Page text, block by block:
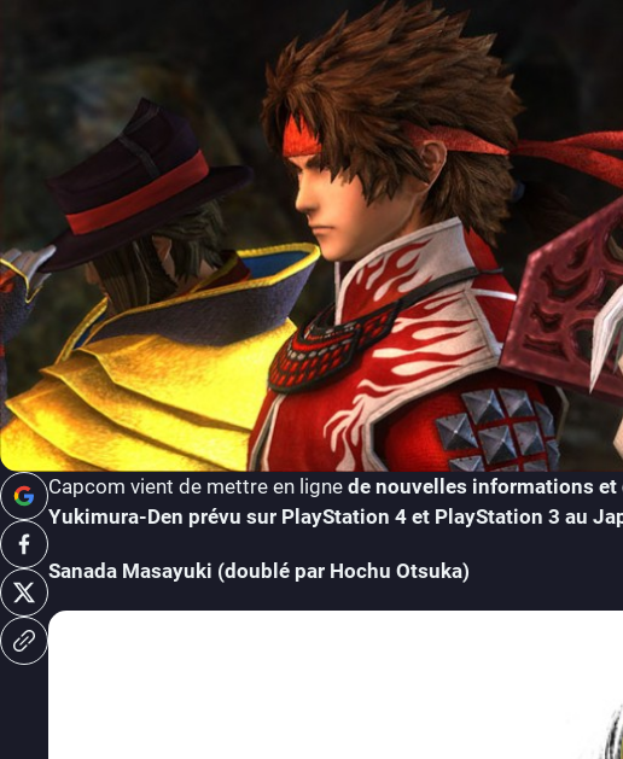
Capcom vient de mettre en ligne de nouvelles informations et
Yukimura-Den prévu sur PlayStation 4 et PlayStation 3 au
Sanada Masayuki (doublé par Hochu Otsuka)